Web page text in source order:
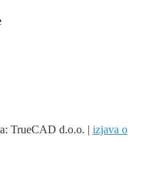
TrueCAD d.o.o. | izjava o